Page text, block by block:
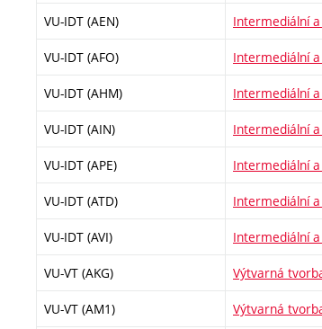
VU-IDT (AEN) Intermediální
VU-IDT (AFO) Intermediální
VU-IDT (AHM) Intermediální
VU-IDT (AIN) Intermediální
VU-IDT (APE) Intermediální
VU-IDT (ATD) Intermediální
VU-IDT (AVI) Intermediální
VU-VT (AKG) Výtvarná
VU-VT (AM1) Výtvarná